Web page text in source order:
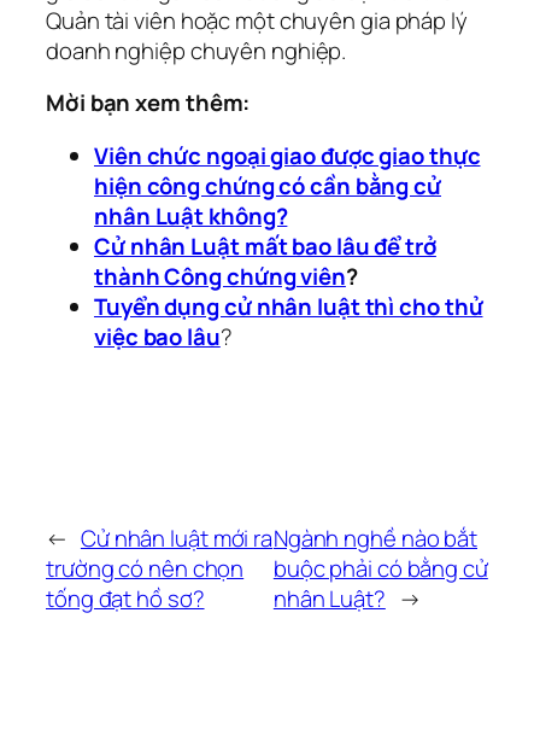
Quản tài viên hoặc một chuyên gia pháp lý
doanh nghiệp chuyên nghiệp.
Mời bạn xem thêm:
Viên chức ngoại giao được giao thực
hiện công chứng có cần bằng cử
nhân Luật không?
Cử nhân Luật mất bao lâu để trở
thành Công chứng viên?
Tuyển dụng cử nhân luật thì cho thử
việc bao lâu?
← Cử nhân luật mới ra
trường có nên chọn
tống đạt hồ sơ?
Ngành nghề nào bắt
buộc phải có bằng cử
nhân Luật? →